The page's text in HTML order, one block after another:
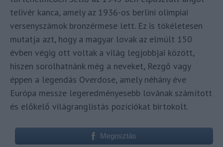
telivér kanca, amely az 1936-os berlini olimpiai
versenyszámok bronzérmese lett. Ez is tökéletesen
mutatja azt, hogy a magyar lovak az elmúlt 150
évben végig ott voltak a világ legjobbjai között,
hiszen sorolhatnánk még a neveket, Rezgő vagy
éppen a legendás Overdose, amely néhány éve
Európa messze legeredményesebb lovának számított
és előkelő világranglistás pozíciókat birtokolt.
Megosztás